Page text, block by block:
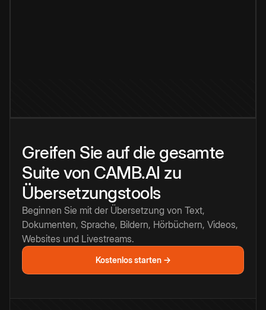
Greifen Sie auf die gesamte
Suite von CAMB.AI zu
Übersetzungstools
Beginnen Sie mit der Übersetzung von Text,
Dokumenten, Sprache, Bildern, Hörbüchern, Videos,
Websites und Livestreams.
Kostenlos starten →